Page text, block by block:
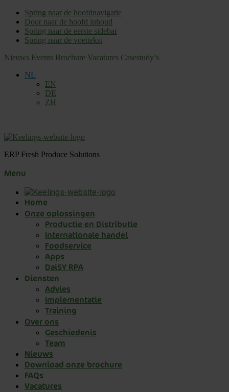
Spring naar de hoofdnavigatie
Door naar de hoofd inhoud
Spring naar de eerste sidebar
Spring naar de voettekst
Nieuws Events Brochure Vacatures Casestudy’s
NL
EN
DE
ZH
ERP Fresh Produce Solutions
Menu
Home
Onze oplossingen
Productie en Distributie
Internationale handel
Foodservice
Apps
DaiSY RPA
Diensten
Advies
Implementatie
Training
Over ons
Geschiedenis
Team
Nieuws
Download onze brochure
FAQs
Vacatures